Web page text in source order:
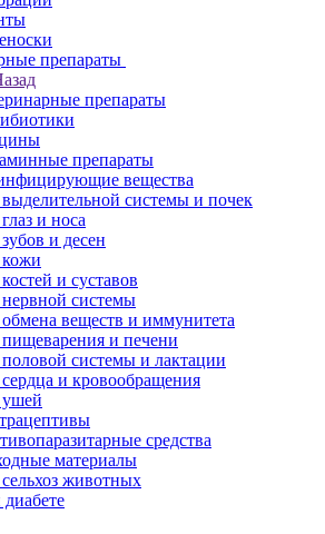
препараты
препараты
препараты
вещества
системы и почек
и носа
и десен
и суставов
системы
веществ и иммунитета
и печени
системы и лактации
и кровообращения
средства
материалы
животных